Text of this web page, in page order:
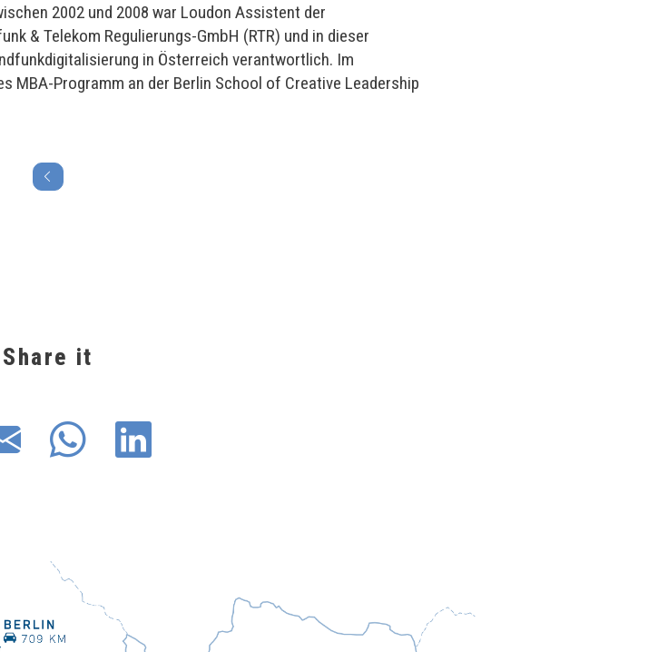
2002 und 2008 war Loudon Assistent der
& Telekom Regulierungs-GmbH (RTR) und in dieser
in Österreich verantwortlich. Im
MBA-Programm an der Berlin School of Creative Leadership
Share it